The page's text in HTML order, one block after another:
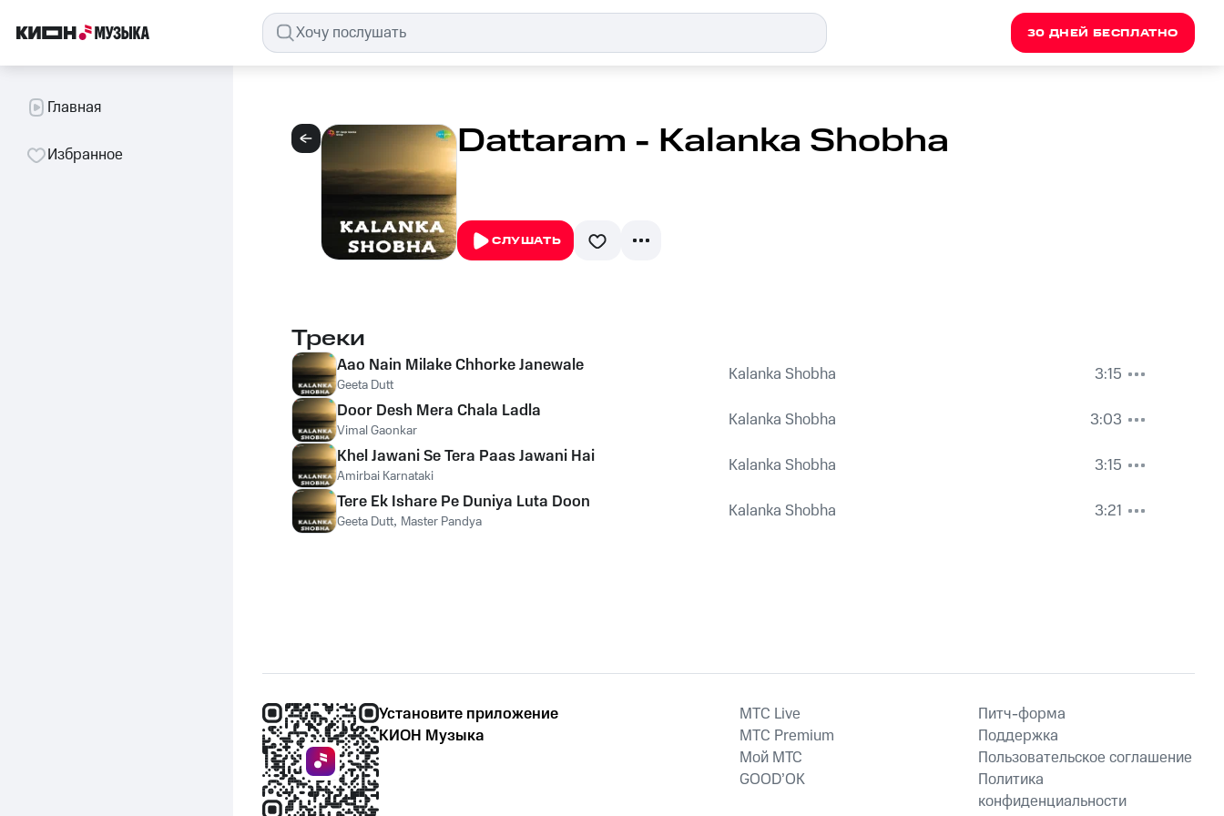
30 ДНЕЙ БЕСПЛАТНО
Главная
Избранное Dattaram - Kalanka Shobha
СЛУШАТЬ
Треки
Aao Nain Milake Chhorke Janewale
Geeta Dutt Kalanka Shobha
3:15
Door Desh Mera Chala Ladla
Vimal Gaonkar Kalanka Shobha
3:03
Khel Jawani Se Tera Paas Jawani Hai
Amirbai Karnataki Kalanka Shobha
3:15
Tere Ek Ishare Pe Duniya Luta Doon
Geeta Dutt, Master Pandya Kalanka Shobha 3:21
Установите приложение
КИОН Музыка
MTС Live
MTС Premium
Мой МТС
GOOD’OK
Питч-форма
Поддержка
Пользовательское соглашение
Политика
конфиденциальности